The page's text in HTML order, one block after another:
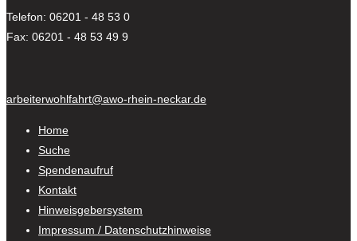
Telefon: 06201 - 48 53 0
Fax: 06201 - 48 53 49 9
arbeiterwohlfahrt@awo-rhein-neckar.de
Home
Suche
Spendenaufruf
Kontakt
Hinweisgebersystem
Impressum / Datenschutzhinweise